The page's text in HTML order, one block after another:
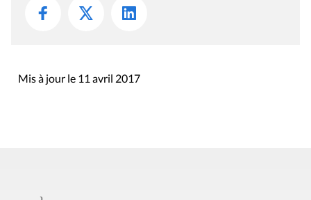
Mis à jour le 11 avril 2017